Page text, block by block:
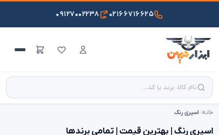
۰۲۱۶۶۷۱۶۶۲۵ ۰۹۱۲۷۰۰۲۲۳۸
خانه›
›اسپری رنگ
اسپری رنگ | بهترین قیمت | تمامی برندها